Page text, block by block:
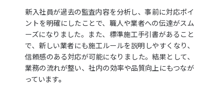
新入社員が過去の監査内容を分析し、事前に対応ポイ
ントを明確にしたことで、職人や業者への伝達がスム
ーズになりました。また、標準施工手引書があること
で、新しい業者にも施工ルールを説明しやすくなり、
信頼感のある対応が可能になりました。結果として、
業務の流れが整い、社内の効率や品質向上にもつなが
っています。